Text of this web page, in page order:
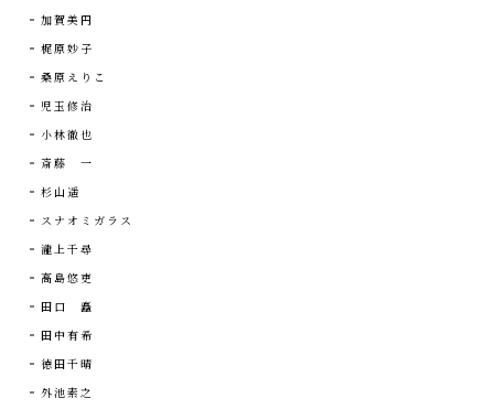
加賀美円
梶原妙子
桑原えりこ
児玉修治
小林徹也
斎藤 一
杉山遥
スナオミガラス
瀧上千尋
高島悠吏
田口 矗
田中有希
徳田千晴
外池素之